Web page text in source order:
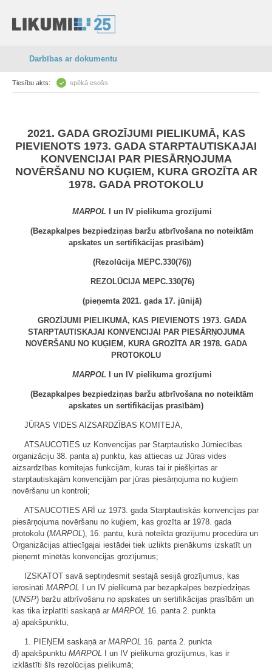
Darbības ar dokumentu
Tiesību akts: spēkā esošs
2021. GADA GROZĪJUMI PIELIKUMĀ, KAS
PIEVIENOTS 1973. GADA STARPTAUTISKAJAI
KONVENCIJAI PAR PIESĀRŅOJUMA
NOVĒRŠANU NO KUĢIEM, KURA GROZĪTA AR
1978. GADA PROTOKOLU
MARPOL I un IV pielikuma grozījumi
(Bezapkalpes bezpiedziņas baržu atbrīvošana no noteiktām
apskates un sertifikācijas prasībām)
(Rezolūcija MEPC.330(76))
REZOLŪCIJA MEPC.330(76)
(pieņemta 2021. gada 17. jūnijā)
GROZĪJUMI PIELIKUMĀ, KAS PIEVIENOTS 1973. GADA
STARPTAUTISKAJAI KONVENCIJAI PAR PIESĀRŅOJUMA
NOVĒRŠANU NO KUĢIEM, KURA GROZĪTA AR 1978. GADA
PROTOKOLU
MARPOL I un IV pielikuma grozījumi
(Bezapkalpes bezpiedziņas baržu atbrīvošana no noteiktām
apskates un sertifikācijas prasībām)
JŪRAS VIDES AIZSARDZĪBAS KOMITEJA,
ATSAUCOTIES uz Konvencijas par Starptautisko Jūrniecības
organizāciju 38. panta a) punktu, kas attiecas uz Jūras vides
aizsardzības komitejas funkcijām, kuras tai ir piešķirtas ar
starptautiskajām konvencijām par jūras piesārņojuma no kuģiem
novēršanu un kontroli;
ATSAUCOTIES ARĪ uz 1973. gada Starptautiskās konvencijas par
piesārņojuma novēršanu no kuģiem, kas grozīta ar 1978. gada
protokolu (MARPOL ), 16. pantu, kurā noteikta grozījumu procedūra un
Organizācijas attiecīgajai iestādei tiek uzlikts pienākums izskatīt un
pieņemt minētās konvencijas grozījumus;
IZSKATOT savā septiņdesmit sestajā sesijā grozījumus, kas
ierosināti MARPOL
I un IV pielikumā par bezapkalpes bezpiedziņas
(UNSP) baržu atbrīvošanu no apskates un sertifikācijas prasībām un
kas tika izplatīti saskaņā ar MARPOL 16. panta 2. punkta
a) apakšpunktu,
1. PIEŅEM saskaņā ar MARPOL 16. panta 2. punkta
d) apakšpunktu MARPOL
I un IV pielikuma grozījumus, kas ir
izklāstīti šīs rezolūcijas pielikumā;